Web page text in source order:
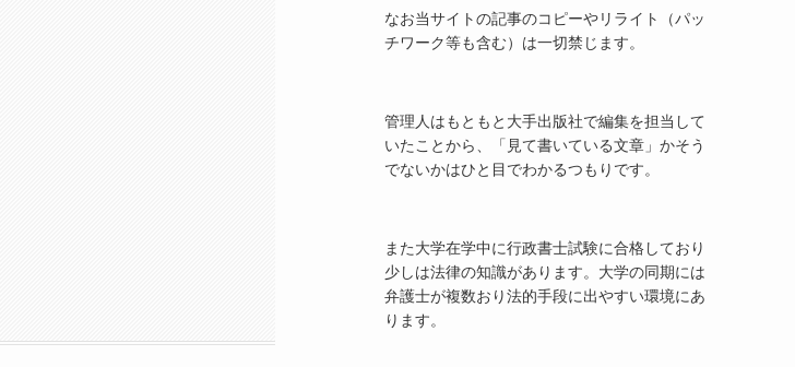
なお当サイトの記事のコピーやリライト（パッ
チワーク等も含む）は一切禁じます。
管理人はもともと大手出版社で編集を担当して
いたことから、「見て書いている文章」かそう
でないかはひと目でわかるつもりです。
また大学在学中に行政書士試験に合格しており
少しは法律の知識があります。大学の同期には
弁護士が複数おり法的手段に出やすい環境にあ
ります。